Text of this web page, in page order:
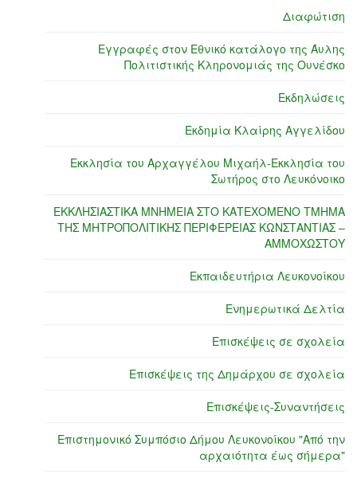
Διαφώτιση
Εγγραφές στον Εθνικό κατάλογο της Άυλης
Πολιτιστικής Κληρονομιάς της Ουνέσκο
Εκδηλώσεις
Εκδημία Κλαίρης Αγγελίδου
Εκκλησία του Αρχαγγέλου Μιχαήλ-Εκκλησία του
Σωτήρος στο Λευκόνοικο
ΕΚΚΛΗΣΙΑΣΤΙΚΑ ΜΝΗΜΕΙΑ ΣΤΟ ΚΑΤΕΧΟΜΕΝΟ ΤΜΗΜΑ
ΤΗΣ ΜΗΤΡΟΠΟΛΙΤΙΚΗΣ ΠΕΡΙΦΕΡΕΙΑΣ ΚΩΝΣΤΑΝΤΙΑΣ –
ΑΜΜΟΧΩΣΤΟΥ
Εκπαιδευτήρια Λευκονοίκου
Ενημερωτικά Δελτία
Επισκέψεις σε σχολεία
Επισκέψεις της Δημάρχου σε σχολεία
Επισκέψεις-Συναντήσεις
Επιστημονικό Συμπόσιο Δήμου Λευκονοίκου "Από την
αρχαιότητα έως σήμερα"